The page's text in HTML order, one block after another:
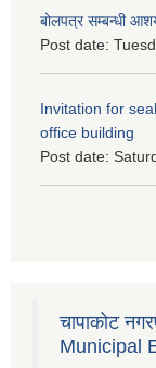
बोलपत्र सम्बन्धी
Post date:
Invitation for
office building
Post date:
चापाकोट
Municipal